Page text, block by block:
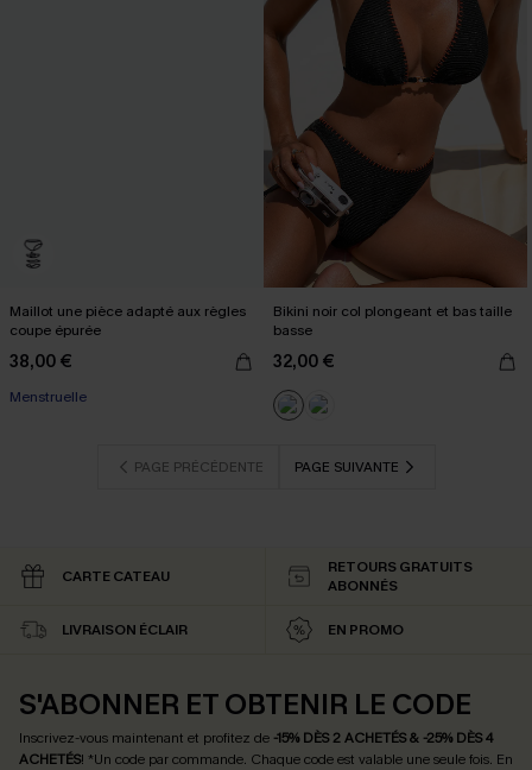
Maillot une pièce adapté aux règles
coupe épurée
38,00 €
Menstruelle
Bikini noir col plongeant et bas taille
basse
32,00 €
PAGE PRÉCÉDENTE PAGE SUIVANTE
CARTE CATEAU
RETOURS GRATUITS
ABONNÉS
LIVRAISON ÉCLAIR EN PROMO
S'ABONNER ET OBTENIR LE CODE
Inscrivez-vous maintenant et profitez de -15% DÈS 2 ACHETÉS & -25% DÈS 4
ACHETÉS! *Un code par commande. Chaque code est valable une seule fois. En